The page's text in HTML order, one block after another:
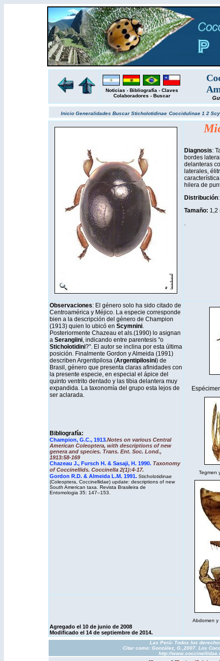
Noticias - Bibliografía - Claves
Colaboradores - Buscar
Inicio Generalidades BuscarSticholotidinae Coccidulinae 1 2
Diagnosis:
bordes
delanteras
laterales,
hilera de
Distribución
Tamaño: 1,2
.
Observaciones: El género solo ha sido citado de
Centroamérica y Méjico. La especie corresponde
bien a la descripción del género de Champion
(1913) quien lo ubicó en Scymnini.
Posteriormente Chazeau et als.(1990) lo asignan
a Serangiini, indicando entre parentesis "o
Sticholotidini?". El autor se inclina por esta última
posición. Finalmente Gordon y Almeida (1991)
describen Argentipilosa (Argentipilosini) de
Brasil, género que presenta claras afinidades con
la presente especie, en especial el ápice del
quinto ventrito dentado y las tibia delantera muy
expandida. La taxonomía del grupo esta lejos de
ser aclarada.
Bibliografía:
Champion, G.C., 1913.Notes on various Central
American Coleoptera, with descriptions of new
genera and species. Trans. Ent. Soc. Lond.,
1913:58-169
Chazeau J., Fursch H. & Sasaji, H. 1990. Taxonomy
of Coccinellids. Coccinella 2(1):4-17.
Gordon R.D. & Almeida L.M. 1991. Sticholotidinae
(Coleoptera, Coccinellidae) update: descriptions of new
South American taxa. Revista Brasileira de
Entomologia 35: 147–153.
Tegmen
Abdomen y
Agregado el 10 de junio de 2008
Modificado el 14 de septiembre de 2014.
Las Perú- Todos los
Citar como: González, G.,2007. Los
http://